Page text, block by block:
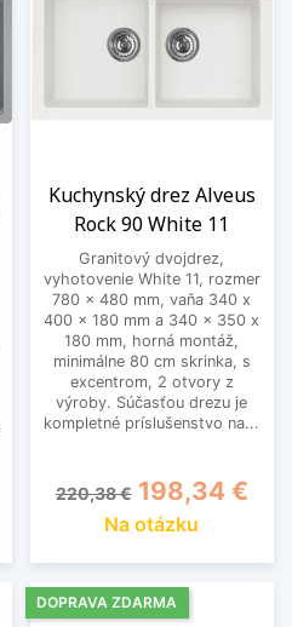
Kuchynský drez Alveus
Rock 90 White 11
Granitový dvojdrez,
vyhotovenie White 11, rozmer
780 x 480 mm, vaňa 340 x
400 x 180 mm a 340 x 350 x
180 mm, horná montáž,
minimálne 80 cm skrinka, s
excentrom, 2 otvory z
výroby. Súčasťou drezu je
kompletné príslušenstvo na...
Základná cena
220,38 € Cena
198,34 €
Na otázku
DOPRAVA ZDARMA